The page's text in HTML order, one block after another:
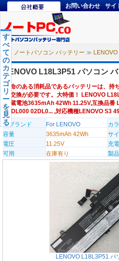
お問い合わせ サイ
ノートパソコン バッテリー ≫ LENOVO
す
べ
て
の
カ
テ
ゴ
リ
ー
を
見
る
LENOVO L18L3P51 パソコン
寿命のある消耗品であるバッテリーは、持
ー交換が必要です。大特価！ LENOVO
内蔵電池3635mAh 42Wh 11.25V,互換品
02DL000 02DL0... ,対応機種LENOVO S3
のブランド
For LENOVO カ
容量
3635mAh 42Wh
サ
電圧
11.25V 充
可用
在庫有り 製
LENOVO L18L3P51 パ